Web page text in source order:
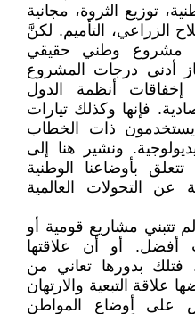
توزيع الثروة، مجانية
الزراعي، التأميم. لكنَّ
مشروع وطني حقيقي
أدنى درجات المشروع
أنظمة الدول
فإنها وكذلك تيارات
يستخدمون ذات الخطاب
ونشير هنا إلى
بأوضاعنا الوطنية
عن التحولات العالمية
تتبني مشاريع قومية أو
أفضل. أو أن علاقتها
فتلك بدورها تعاني من
التبعية والارتهان
على أوضاع المواطن